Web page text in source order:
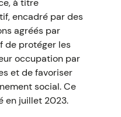
à titre
encadré par des
agréés par
de protéger les
occupation par
et de favoriser
social. Ce
en juillet 2023.